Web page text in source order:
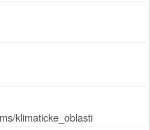
klimaticke_oblasti